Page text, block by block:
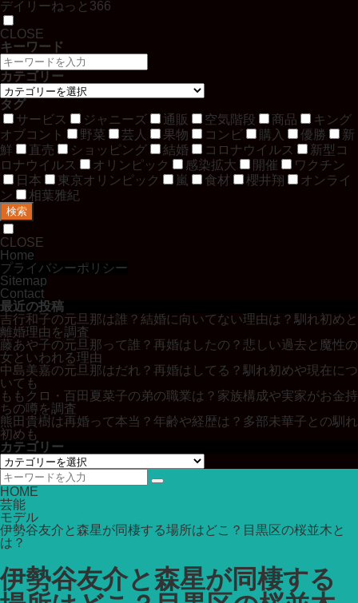
デイリーねっと366
CLOSE
キーワード
カテゴリー
タグ
サービス
ジャニーズ 通販 空気階段 商品
キング
オブコント
野菜 芸人 果物 コンビ 購入 優勝
新
鮮
直売 ショッピング 結婚 コロナウイルス
新型コ
ロナウイルス
オリンピック 感染拡大 開催
ワクチン
日本
東京オリンピック 嵐 食材 櫻井翔
オンライ
ン
相葉雅紀
検索
CLOSE
Home
プライバシーポリシー
Sitemap
Contact
最近の投稿
吉行和子の元旦那は誰？結婚に向いてない理由は？馴れ初めと
離婚理由を調査
藤あや子の元旦那って誰？再婚はしたの？悲しい過去と魔性の
女といわれる理由
中島美嘉の元旦那はだれ？再婚はしてる？馴れ初めや現在につ
いても
ももクロ・百田夏菜子の弟の職業は？家族構成や実家がお金持
ちの噂を調査
熊田貴樹は再婚って本当？年齢や経歴は？多部未華子との馴れ
初めも
カテゴリー
カ
テ
ゴ
リ
ー
HOME
芸能
モデル
伊勢谷友介と森星が同棲する場所はどこ？目黒区の桜並木と
は？
伊勢谷友介と森星が同棲する